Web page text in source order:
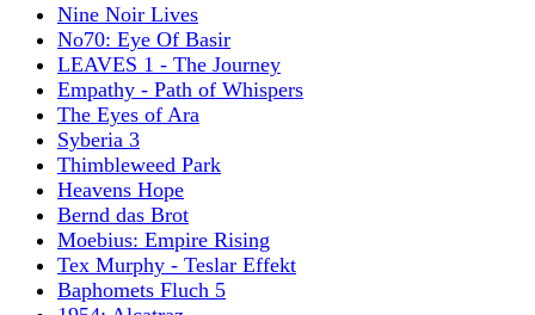
Nine Noir Lives
No70: Eye Of Basir
LEAVES 1 - The Journey
Empathy - Path of Whispers
The Eyes of Ara
Syberia 3
Thimbleweed Park
Heavens Hope
Bernd das Brot
Moebius: Empire Rising
Tex Murphy - Teslar Effekt
Baphomets Fluch 5